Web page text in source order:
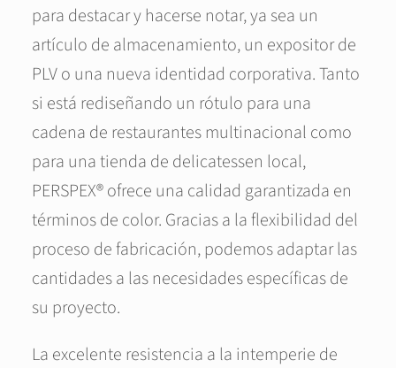
para destacar y hacerse notar, ya sea un
artículo de almacenamiento, un expositor de
PLV o una nueva identidad corporativa. Tanto
si está rediseñando un rótulo para una
cadena de restaurantes multinacional como
para una tienda de delicatessen local,
PERSPEX® ofrece una calidad garantizada en
términos de color. Gracias a la flexibilidad del
proceso de fabricación, podemos adaptar las
cantidades a las necesidades específicas de
su proyecto.
La excelente resistencia a la intemperie de